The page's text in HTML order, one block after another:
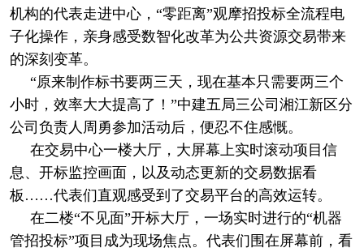
机构的代表走进中心，“零距离”观摩招投标全流程电
子化操作，亲身感受数智化改革为公共资源交易带来
的深刻变革。
“原来制作标书要两三天，现在基本只需要两三个
小时，效率大大提高了！”中建五局三公司湘江新区分
公司负责人周勇参加活动后，便忍不住感慨。
在交易中心一楼大厅，大屏幕上实时滚动项目信
息、开标监控画面，以及动态更新的交易数据看
板……代表们直观感受到了交易平台的高效运转。
在二楼“不见面”开标大厅，一场实时进行的“机器
管招投标”项目成为现场焦点。代表们围在屏幕前，看